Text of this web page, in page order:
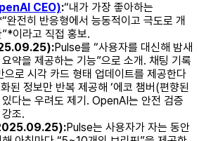
CEO):“내가 가장 좋아하는
전히 반응형에서 능동적이고 극도로 개
이라고 직접 홍보.
Pulse를 “사용자를 대신해 밤새
약을 제공하는 기능”으로 소개. 채팅 기록
으로 시각 카드 형태 업데이트를 제공한다
된 정보만 반복 제공해 ‘에코 챔버(편향된
다는 우려도 제기. OpenAI는 안전 검증
조.
Pulse는 사용자가 자는 동안